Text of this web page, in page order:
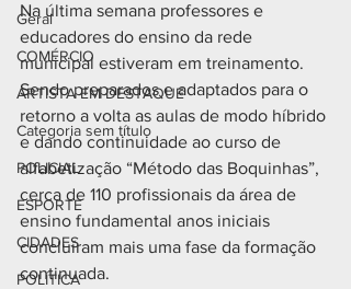
Geral
COMÉRCIO
ARTISTA EM DESTAQUE
Categoria sem título
POLICIAL
ESPORTE
CIDADES
POLÍTICA
Na última semana professores e
educadores do ensino da rede
municipal estiveram em treinamento.
Sendo preparados e adaptados para o
retorno a volta as aulas de modo híbrido
e dando continuidade ao curso de
alfabetização “Método das Boquinhas”,
cerca de 110 profissionais da área de
ensino fundamental anos iniciais
concluíram mais uma fase da formação
continuada.